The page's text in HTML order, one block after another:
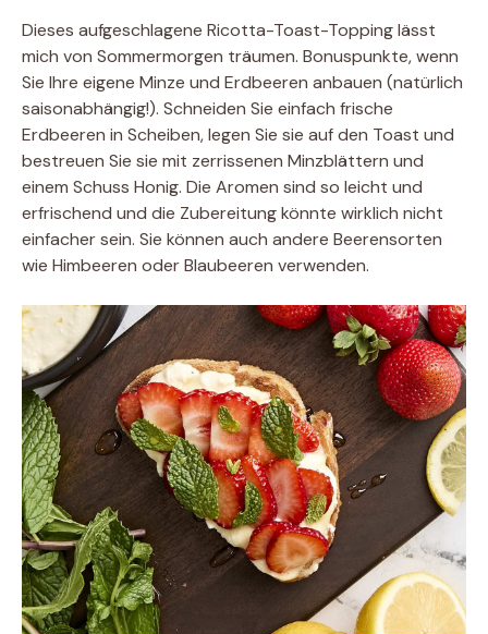
Dieses aufgeschlagene Ricotta-Toast-Topping lässt
mich von Sommermorgen träumen. Bonuspunkte, wenn
Sie Ihre eigene Minze und Erdbeeren anbauen (natürlich
saisonabhängig!). Schneiden Sie einfach frische
Erdbeeren in Scheiben, legen Sie sie auf den Toast und
bestreuen Sie sie mit zerrissenen Minzblättern und
einem Schuss Honig. Die Aromen sind so leicht und
erfrischend und die Zubereitung könnte wirklich nicht
einfacher sein. Sie können auch andere Beerensorten
wie Himbeeren oder Blaubeeren verwenden.